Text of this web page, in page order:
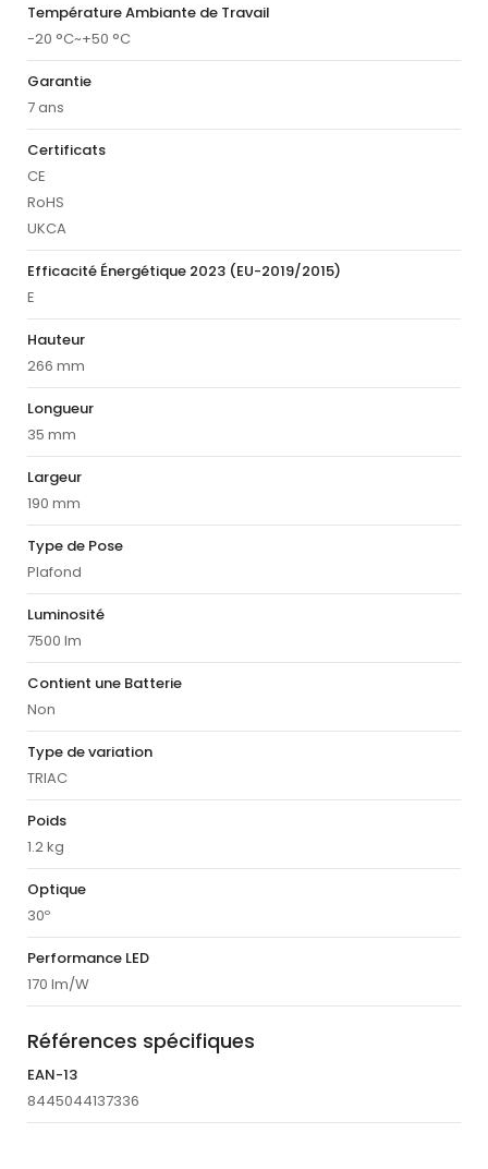
Température Ambiante de Travail
-20 °C~+50 °C
Garantie
7 ans
Certificats
CE
RoHS
UKCA
Efficacité Énergétique 2023 (EU-2019/2015)
E
Hauteur
266 mm
Longueur
35 mm
Largeur
190 mm
Type de Pose
Plafond
Luminosité
7500 lm
Contient une Batterie
Non
Type de variation
TRIAC
Poids
1.2 kg
Optique
30º
Performance LED
170 lm/W
Références spécifiques
EAN-13
8445044137336